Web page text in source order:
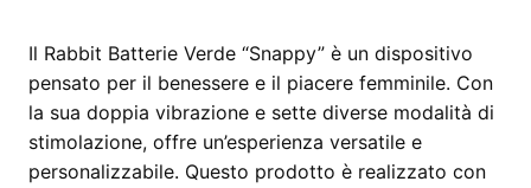
7
in
quantità
Il Rabbit Batterie Verde “Snappy” è un dispositivo
pensato per il benessere e il piacere femminile. Con
la sua doppia vibrazione e sette diverse modalità di
stimolazione, offre un’esperienza versatile e
personalizzabile. Questo prodotto è realizzato con